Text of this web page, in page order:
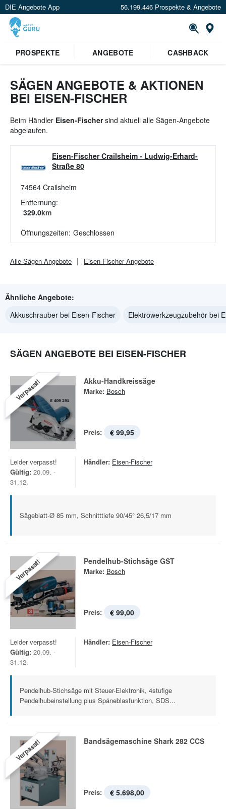
DIE Angebote App 56.199.446 Prospekte & Angebote
Standort festlegen
PROSPEKTE ANGEBOTE CASHBACK
SÄGEN ANGEBOTE & AKTIONEN
BEI EISEN-FISCHER
Beim Händler Eisen-Fischersind aktuell alle Sägen-Angebote
abgelaufen.
Eisen-Fischer Crailsheim - Ludwig-Erhard-
Straße 80
74564 Crailsheim
Entfernung:
329.0km
Öffnungszeiten: Geschlossen
Alle Sägen Angebote Eisen-FischerAngebote
Ähnliche Angebote:
Akkuschrauber bei Eisen-Fischer
Elektrowerkzeugzubehör bei
SÄGEN ANGEBOTE BEI EISEN-FISCHER
Verpasst! Akku-Handkreissäge
Marke: Bosch
Preis: € 99,95
Leider verpasst!
Gültig: 20.09. -
31.12.
Händler: Eisen-Fischer
Sägeblatt-Ø 85 mm, Schnitttiefe 90/45° 26,5/17 mm
Verpasst! Pendelhub-Stichsäge GST
Marke: Bosch
Preis: € 99,00
Leider verpasst!
Gültig: 20.09. -
31.12.
Händler: Eisen-Fischer
Pendelhub-Stichsäge mit Steuer-Elektronik, 4stufige
Pendelhubeinstellung plus Späneblasfunktion, SDS...
Verpasst! Bandsägemaschine Shark 282 CCS
Preis: € 5.698,00